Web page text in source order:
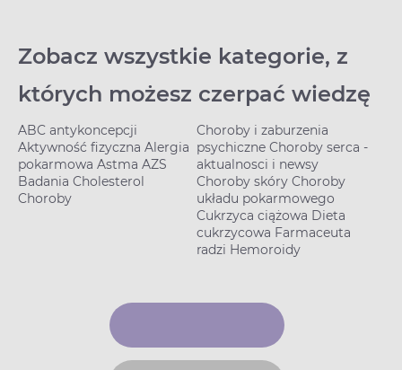
Zobacz wszystkie kategorie, z
których możesz czerpać wiedzę
ABC antykoncepcji
Aktywność fizyczna Alergia
pokarmowa Astma AZS
Badania Cholesterol
Choroby
Choroby i zaburzenia
psychiczne Choroby serca -
aktualnosci i newsy
Choroby skóry Choroby
układu pokarmowego
Cukrzyca ciążowa Dieta
cukrzycowa Farmaceuta
radzi Hemoroidy